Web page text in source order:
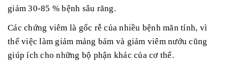
giảm 30-85 % bệnh sâu răng.
Các chứng viêm là gốc rễ của nhiều bệnh mãn tính, vì
thế việc làm giảm mảng bám và giảm viêm nướu cũng
giúp ích cho những bộ phận khác của cơ thể.